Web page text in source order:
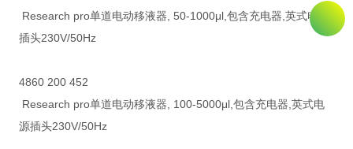
Research pro单道电动移液器, 50-1000μl,包含充电器,英式电源
插头230V/50Hz
4860 200 452
Research pro单道电动移液器, 100-5000μl,包含充电器,英式电
源插头230V/50Hz